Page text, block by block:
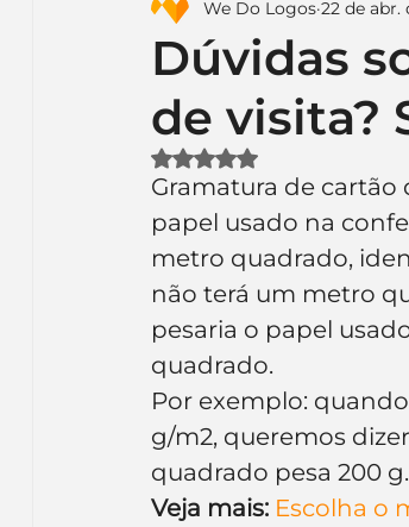
Dicas de Marketing Email
Identidade Visual Marca
Inteligência Artificial
Dúvidas
de visita?
We Do Logos 22 de abr.
Avaliado com NaN de 5
Gramatura de cartão
papel usado na
metro quadrado,
não terá um metro
pesaria o papel
quadrado.
Por exemplo:
g/m2, queremos
quadrado pesa 200
Veja mais: Escolha o